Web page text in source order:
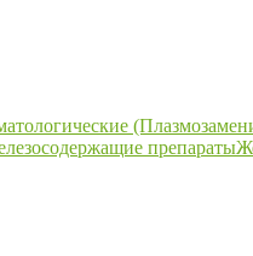
препараты